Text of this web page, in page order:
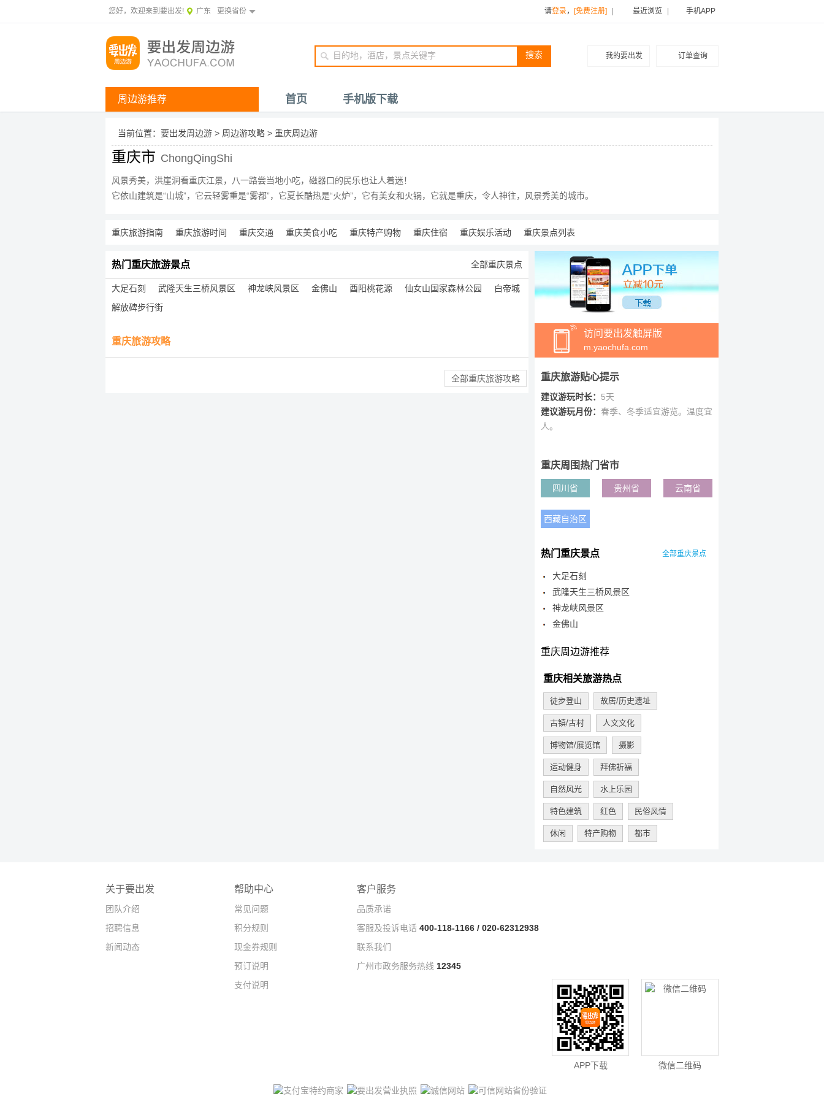
您好，欢迎来到要出发! 广东 更换省份 请登录， [免费注册] 最近浏览 手机APP
搜索 我的要出发 订单查询
周边游推荐 首页 手机版下载
当前位置： 要出发周边游 > 周边游攻略 > 重庆周边游
重庆市 ChongQingShi
风景秀美，洪崖洞看重庆江景，八一路尝当地小吃，磁器口的民乐也让人着迷！
它依山建筑是“山城”，它云轻雾重是“雾都”，它夏长酷热是“火炉”，它有美女和火锅，它就是重庆，令人神往，风景秀美的城市。
重庆旅游指南 重庆旅游时间 重庆交通 重庆美食小吃 重庆特产购物 重庆住宿 重庆娱乐活动 重庆景点列表
热门重庆旅游景点 全部重庆景点
大足石刻 武隆天生三桥风景区 神龙峡风景区 金佛山 酉阳桃花源 仙女山国家森林公园
白帝城
解放碑步行街
重庆旅游攻略
全部重庆旅游攻略
访问要出发触屏版
m.yaochufa.com
重庆旅游贴心提示
建议游玩时长： 5天
建议游玩月份： 春季、冬季适宜游览。温度宜
人。
重庆周围热门省市
四川省 贵州省 云南省
西藏自治区
热门重庆景点 全部重庆景点
大足石刻
武隆天生三桥风景区
神龙峡风景区
金佛山
重庆周边游推荐
重庆相关旅游热点
徒步登山 故居/历史遗址
古镇/古村 人文文化
博物馆/展览馆 摄影
运动健身 拜佛祈福
自然风光 水上乐园
特色建筑 红色 民俗风情
休闲 特产购物 都市
关于要出发
团队介绍
招聘信息
新闻动态
帮助中心
常见问题
积分规则
现金券规则
预订说明
支付说明
客户服务
品质承诺
客服及投诉电话 400-118-1166 / 020-62312938
联系我们
广州市政务服务热线 12345
APP下载 微信二维码